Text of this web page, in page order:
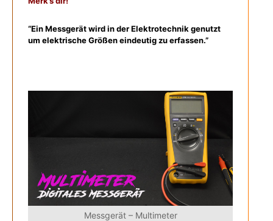
“Ein Messgerät wird in der Elektrotechnik genutzt
um elektrische Größen eindeutig zu erfassen.”
Messgerät – Multimeter